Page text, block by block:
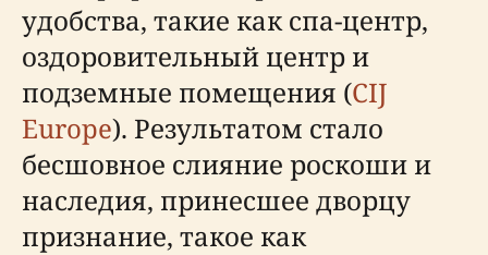
удобства, такие как спа-центр,
оздоровительный центр и
подземные помещения (CIJ
Europe). Результатом стало
бесшовное слияние роскоши и
наследия, принесшее дворцу
признание, такое как